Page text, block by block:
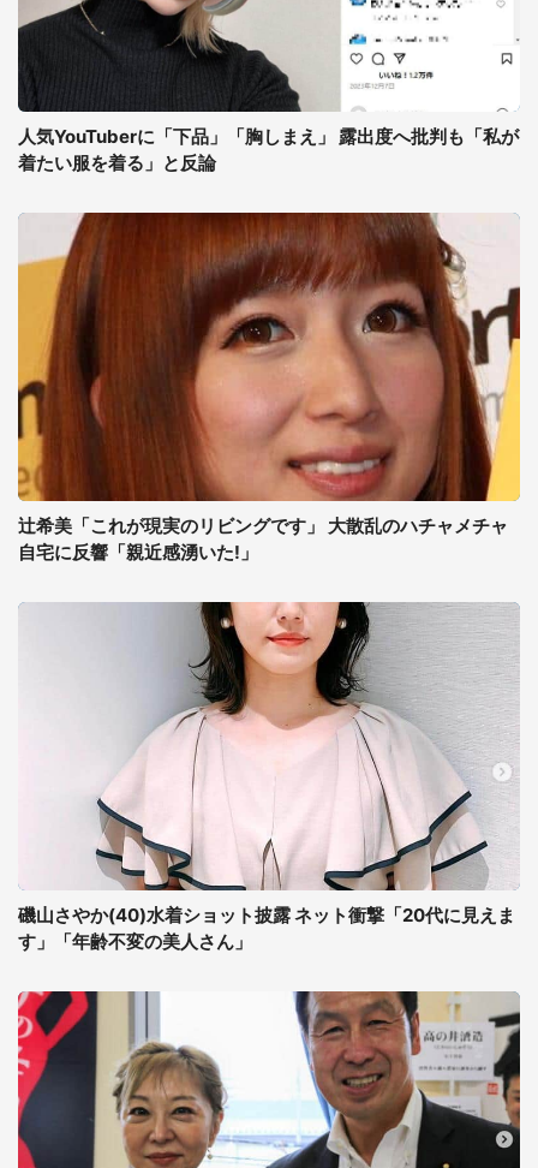
人気YouTuberに「下品」「胸しまえ」 露出度へ批判も「私が
着たい服を着る」と反論
辻希美「これが現実のリビングです」 大散乱のハチャメチャ
自宅に反響「親近感湧いた!」
磯山さやか(40)水着ショット披露 ネット衝撃「20代に見えま
す」「年齢不変の美人さん」